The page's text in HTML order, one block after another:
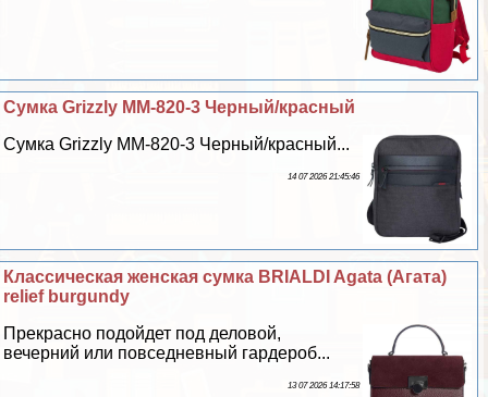
Сумка Grizzly ММ-820-3 Черный/красный
Сумка Grizzly ММ-820-3 Черный/красный...
14 07 2026 21:45:46
Классическая женская сумка BRIALDI Agata (Агата)
relief burgundy
Прекрасно подойдет под деловой,
вечерний или повседневный гардероб...
13 07 2026 14:17:58